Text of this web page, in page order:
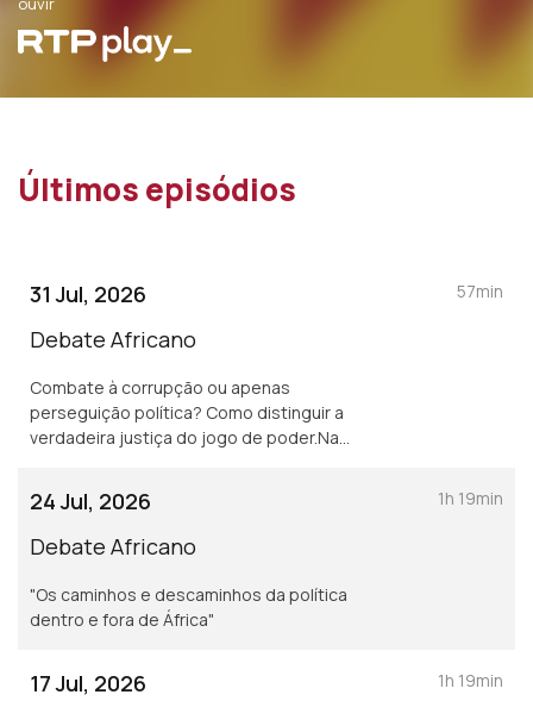
Últimos episódios
31 Jul, 2026
Debate Africano
Combate à corrupção ou apenas
perseguição política? Como distinguir a
verdadeira justiça do jogo de poder.Na
57min
24 Jul, 2026
Debate Africano
"Os caminhos e descaminhos da política
dentro e fora de África"
1h 19min
17 Jul, 2026
1h 19min